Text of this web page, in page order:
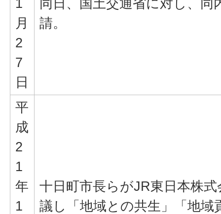
1
月
2
7
日
同日、国土交通省に対し、同
請。
平
成
2
1
年
1
十日町市長らがJR東日本株
議し「地域との共生」「地域